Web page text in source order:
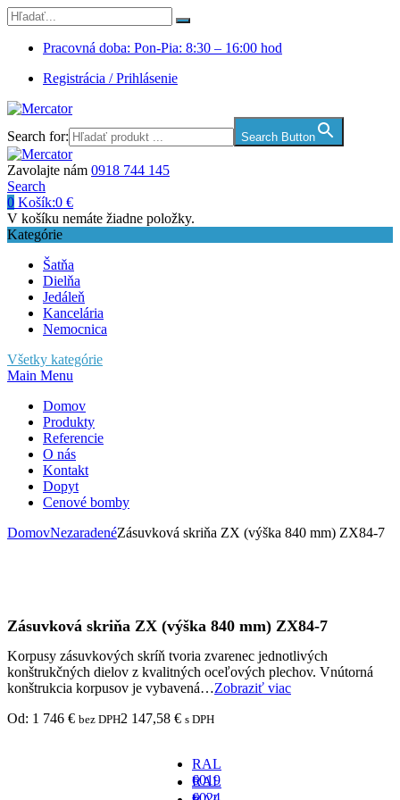
Pracovná doba: Pon-Pia: 8:30 – 16:00 hod
Registrácia / Prihlásenie
Search for: Search Button
Zavolajte nám 0918 744 145
Search
0 Košík:0 €
V košíku nemáte žiadne položky.
Kategórie
Šatňa
Dielňa
Jedáleň
Kancelária
Nemocnica
Všetky kategórie
Main Menu
Domov
Produkty
Referencie
O nás
Kontakt
Dopyt
Cenové bomby
DomovNezaradenéZásuvková skriňa ZX (výška 840 mm) ZX84-7
Zásuvková skriňa ZX (výška 840 mm) ZX84-7
Korpusy zásuvkových skríň tvoria zvarenec jednotlivých
konštrukčných dielov z kvalitných oceľových plechov. Vnútorná
konštrukcia korpusov je vybavená…Zobraziť viac
Od: 1 746 € bez DPH2 147,58 € s DPH
RAL
6019
-
RAL